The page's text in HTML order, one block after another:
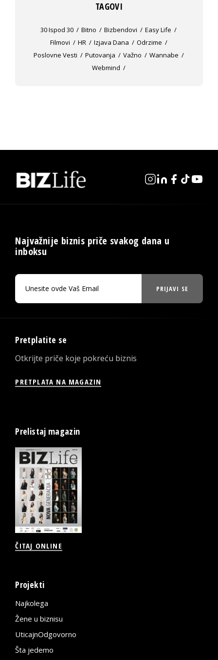
TAGOVI
30 Ispod 30 Bitno Bizbendovi
Easy Life
Filmovi
HR Izjava Dana
Odrzime
Poslovne Vesti
Putovanja Važno
Wannabe
Webmind
Najvažnije biznis priče svakog dana u
inboksu
PRIJAVI SE
Pretplatite se
Otkrijte priče koje pokreću biznis
PRETPLATA NA MAGAZIN
Prelistaj magazin
ČITAJ ONLINE
Projekti
Najkolega
Žene u biznisu
UticajnOdgovorno
Šta jedemo